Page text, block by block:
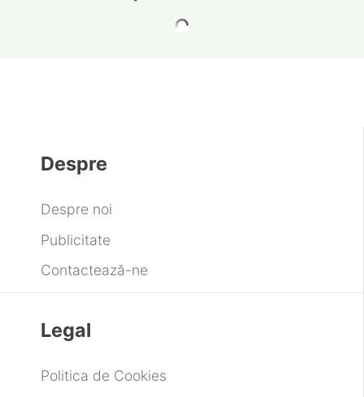
Despre
Despre noi
Publicitate
Contactează-ne
Legal
Politica de Cookies